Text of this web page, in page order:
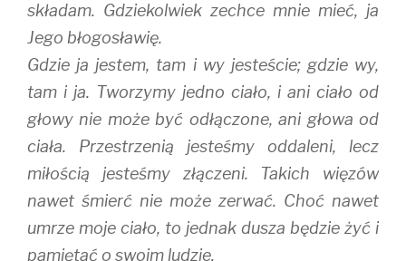
składam. Gdziekolwiek zechce mnie mieć, ja
Jego błogosławię.
Gdzie ja jestem, tam i wy jesteście; gdzie wy,
tam i ja. Tworzymy jedno ciało, i ani ciało od
głowy nie może być odłączone, ani głowa od
ciała. Przestrzenią jesteśmy oddaleni, lecz
miłością jesteśmy złączeni. Takich więzów
nawet śmierć nie może zerwać. Choć nawet
umrze moje ciało, to jednak dusza będzie żyć i
pamiętać o swoim ludzie.